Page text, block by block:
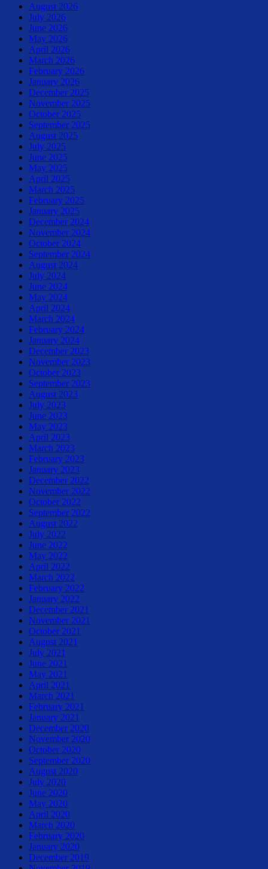
August 2026
July 2026
June 2026
May 2026
April 2026
March 2026
February 2026
January 2026
December 2025
November 2025
October 2025
September 2025
August 2025
July 2025
June 2025
May 2025
April 2025
March 2025
February 2025
January 2025
December 2024
November 2024
October 2024
September 2024
August 2024
July 2024
June 2024
May 2024
April 2024
March 2024
February 2024
January 2024
December 2023
November 2023
October 2023
September 2023
August 2023
July 2023
June 2023
May 2023
April 2023
March 2023
February 2023
January 2023
December 2022
November 2022
October 2022
September 2022
August 2022
July 2022
June 2022
May 2022
April 2022
March 2022
February 2022
January 2022
December 2021
November 2021
October 2021
August 2021
July 2021
June 2021
May 2021
April 2021
March 2021
February 2021
January 2021
December 2020
November 2020
October 2020
September 2020
August 2020
July 2020
June 2020
May 2020
April 2020
March 2020
February 2020
January 2020
December 2019